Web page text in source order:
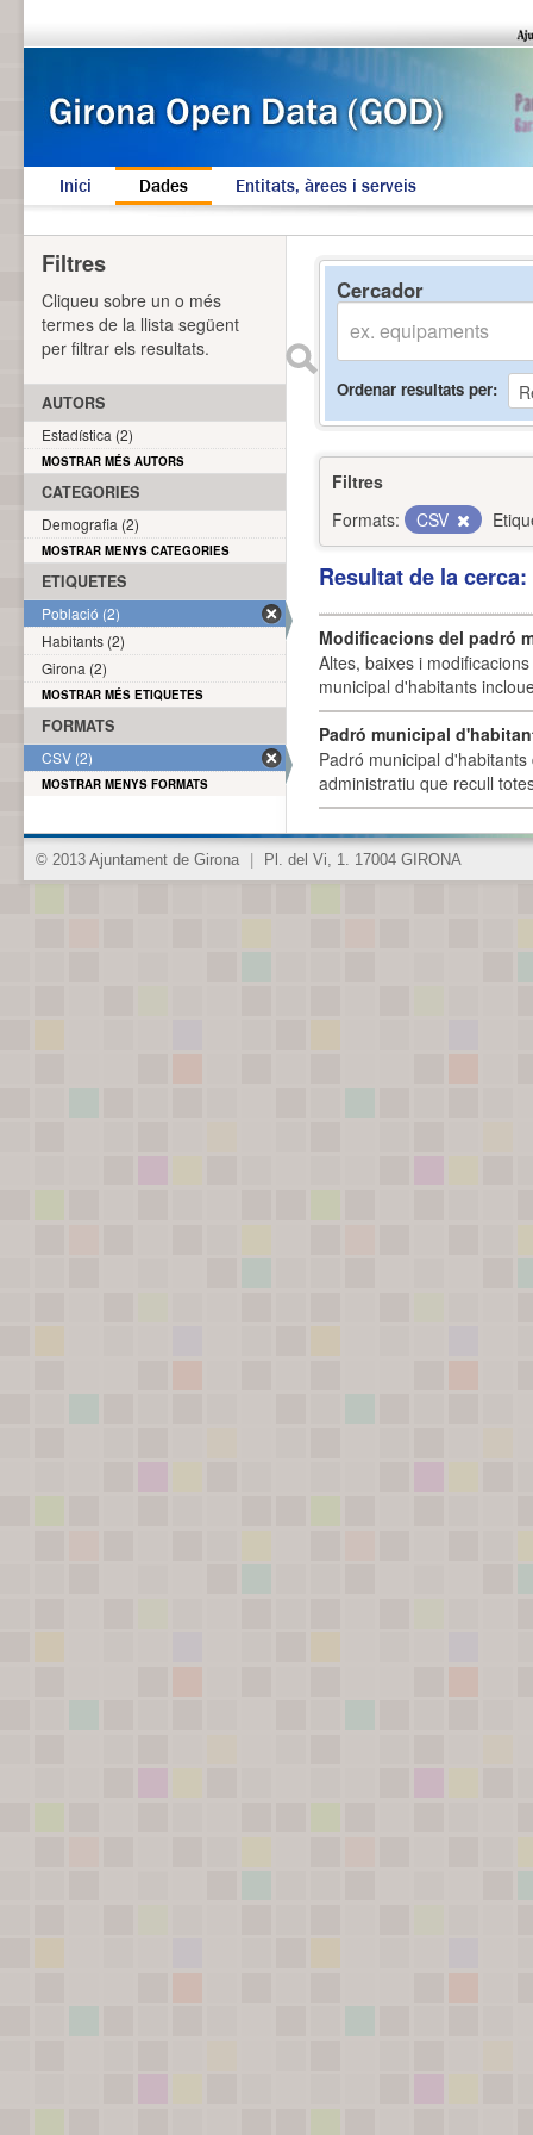
Inici Dades Entitats, àrees i serveis
Cercador
Ordenar resultats per
Filtres
Formats:
CSV
Resultat de la
Modificacions del padró
Altes, baixes i
municipal d'habitants
Padró municipal
Padró municipal
administratiu que recull
Filtres
Cliqueu sobre un o més
termes de la llista següent
per filtrar els resultats.
AUTORS
Estadística (2)
MOSTRAR MÉS AUTORS
CATEGORIES
Demografia (2)
MOSTRAR MENYS CATEGORIES
ETIQUETES
Població (2)
Habitants (2)
Girona (2)
MOSTRAR MÉS ETIQUETES
FORMATS
CSV (2)
MOSTRAR MENYS FORMATS
© 2013 Ajuntament de Girona Pl. del Vi, 1. 17004 GIRONA